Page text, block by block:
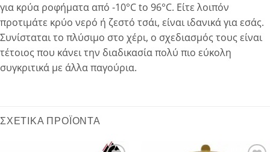
για κρύα ροφήματα από -10°C to 96°C. Είτε λοιπόν
προτιμάτε κρύο νερό ή ζεστό τσάι, είναι ιδανικά για εσάς.
Συνίσταται το πλύσιμο στο χέρι, ο σχεδιασμός τους είναι
τέτοιος που κάνει την διαδικασία πολύ πιο εύκολη
συγκριτικά με άλλα παγούρια.
ΣΧΕΤΙΚΆ ΠΡΟΪΌΝΤΑ